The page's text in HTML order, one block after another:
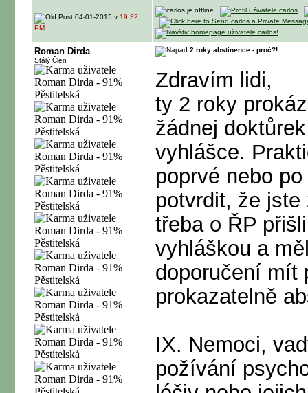
04-01-2015 v 19:32
PM
Roman Dirda
Stálý Člen
2 roky abstinence - proč?!
Zdravím lidi,
ty 2 roky
žádnej
vyhlášce.
poprvé nebo
potvrdit, že
třeba o ŘP
vyhláškou a
doporučení mít
prokazatelně
IX. Nemoci,
požívání